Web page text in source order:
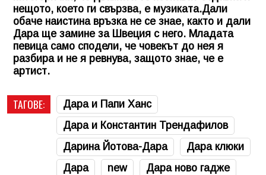
нещото, което ги свързва, е музиката.Дали
обаче наистина връзка не се знае, както и дали
Дара ще замине за Швеция с него. Младата
певица само сподели, че човекът до нея я
разбира и не я ревнува, защото знае, че е
артист.
ТАГОВЕ:
Дара и Папи Ханс
Дара и Константин Трендафилов
Дарина Йотова-Дара
Дара клюки
Дара
new Дара ново гадже